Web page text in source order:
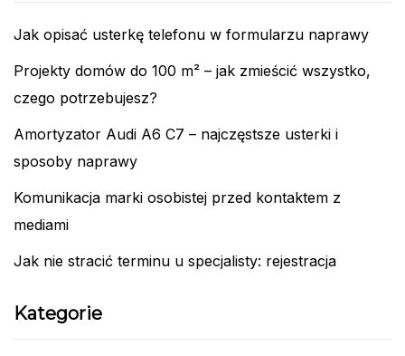
Jak opisać usterkę telefonu w formularzu naprawy
Projekty domów do 100 m² – jak zmieścić wszystko,
czego potrzebujesz?
Amortyzator Audi A6 C7 – najczęstsze usterki i
sposoby naprawy
Komunikacja marki osobistej przed kontaktem z
mediami
Jak nie stracić terminu u specjalisty: rejestracja
Kategorie